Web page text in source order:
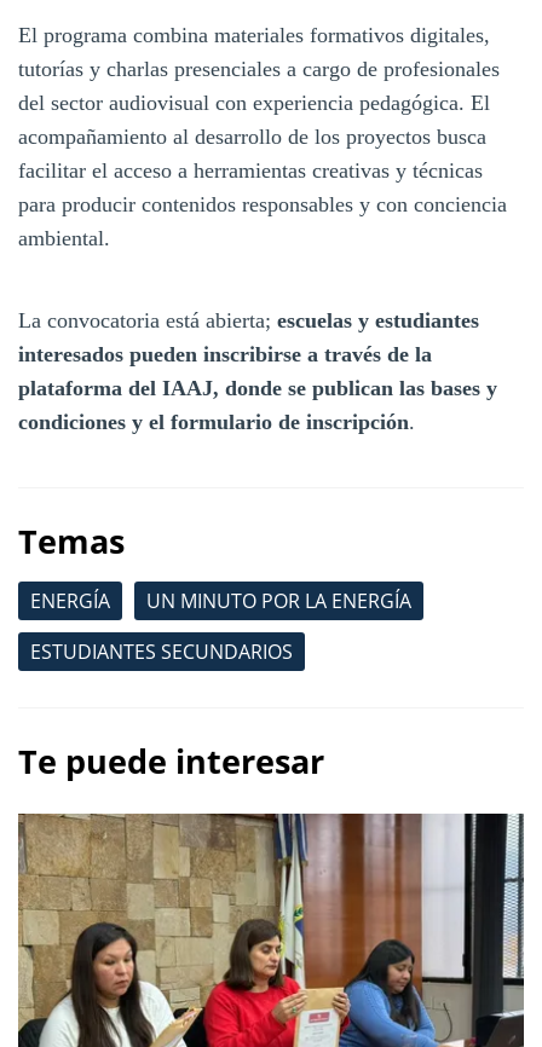
El programa combina materiales formativos digitales,
tutorías y charlas presenciales a cargo de profesionales
del sector audiovisual con experiencia pedagógica. El
acompañamiento al desarrollo de los proyectos busca
facilitar el acceso a herramientas creativas y técnicas
para producir contenidos responsables y con conciencia
ambiental.
La convocatoria está abierta; escuelas y estudiantes
interesados pueden inscribirse a través de la
plataforma del IAAJ, donde se publican las bases y
condiciones y el formulario de inscripción.
Temas
ENERGÍA
UN MINUTO POR LA ENERGÍA
ESTUDIANTES SECUNDARIOS
Te puede interesar